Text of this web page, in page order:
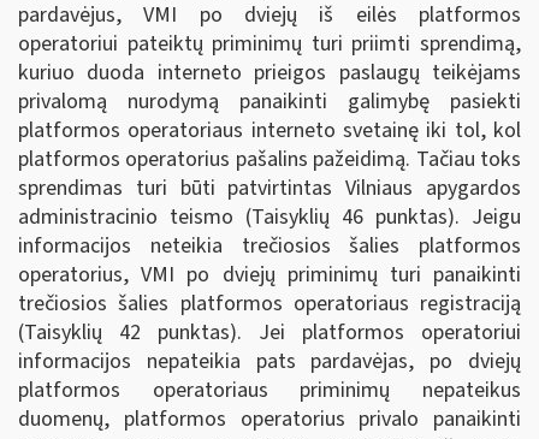
pardavėjus, VMI po dviejų iš eilės platformos
operatoriui pateiktų priminimų turi priimti sprendimą,
kuriuo duoda interneto prieigos paslaugų teikėjams
privalomą nurodymą panaikinti galimybę pasiekti
platformos operatoriaus interneto svetainę iki tol, kol
platformos operatorius pašalins pažeidimą. Tačiau toks
sprendimas turi būti patvirtintas Vilniaus apygardos
administracinio teismo (Taisyklių 46 punktas). Jeigu
informacijos neteikia trečiosios šalies platformos
operatorius, VMI po dviejų priminimų turi panaikinti
trečiosios šalies platformos operatoriaus registraciją
(Taisyklių 42 punktas). Jei platformos operatoriui
informacijos nepateikia pats pardavėjas, po dviejų
platformos operatoriaus priminimų nepateikus
duomenų, platformos operatorius privalo panaikinti